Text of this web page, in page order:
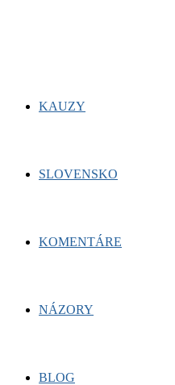
KAUZY
SLOVENSKO
KOMENTÁRE
NÁZORY
BLOG